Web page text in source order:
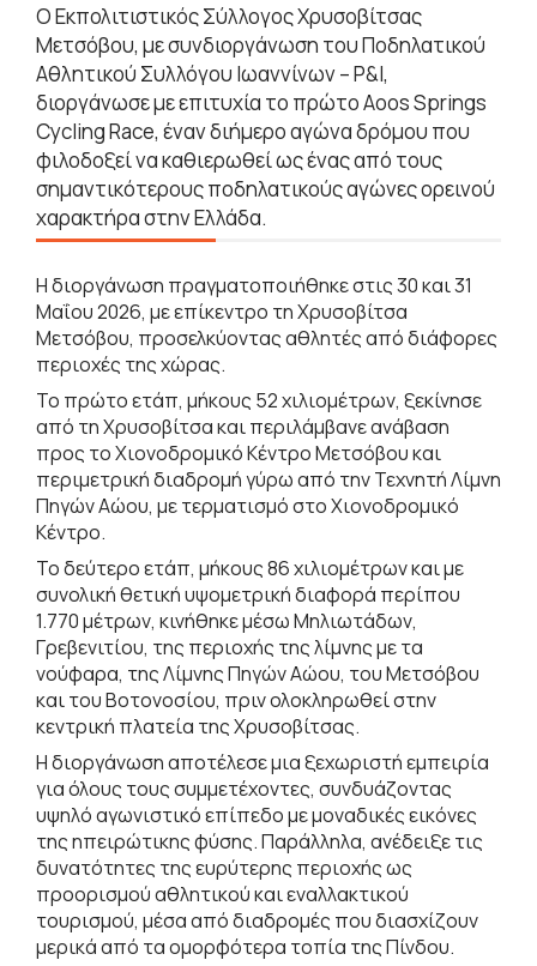
Ο Εκπολιτιστικός Σύλλογος Χρυσοβίτσας
Μετσόβου, με συνδιοργάνωση του Ποδηλατικού
Αθλητικού Συλλόγου Ιωαννίνων – P&I,
διοργάνωσε με επιτυχία το πρώτο Aoos Springs
Cycling Race, έναν διήμερο αγώνα δρόμου που
φιλοδοξεί να καθιερωθεί ως ένας από τους
σημαντικότερους ποδηλατικούς αγώνες ορεινού
χαρακτήρα στην Ελλάδα.
Η διοργάνωση πραγματοποιήθηκε στις 30 και 31
Μαΐου 2026, με επίκεντρο τη Χρυσοβίτσα
Μετσόβου, προσελκύοντας αθλητές από διάφορες
περιοχές της χώρας.
Το πρώτο ετάπ, μήκους 52 χιλιομέτρων, ξεκίνησε
από τη Χρυσοβίτσα και περιλάμβανε ανάβαση
προς το Χιονοδρομικό Κέντρο Μετσόβου και
περιμετρική διαδρομή γύρω από την Τεχνητή Λίμνη
Πηγών Αώου, με τερματισμό στο Χιονοδρομικό
Κέντρο.
Το δεύτερο ετάπ, μήκους 86 χιλιομέτρων και με
συνολική θετική υψομετρική διαφορά περίπου
1.770 μέτρων, κινήθηκε μέσω Μηλιωτάδων,
Γρεβενιτίου, της περιοχής της λίμνης με τα
νούφαρα, της Λίμνης Πηγών Αώου, του Μετσόβου
και του Βοτονοσίου, πριν ολοκληρωθεί στην
κεντρική πλατεία της Χρυσοβίτσας.
Η διοργάνωση αποτέλεσε μια ξεχωριστή εμπειρία
για όλους τους συμμετέχοντες, συνδυάζοντας
υψηλό αγωνιστικό επίπεδο με μοναδικές εικόνες
της ηπειρώτικης φύσης. Παράλληλα, ανέδειξε τις
δυνατότητες της ευρύτερης περιοχής ως
προορισμού αθλητικού και εναλλακτικού
τουρισμού, μέσα από διαδρομές που διασχίζουν
μερικά από τα ομορφότερα τοπία της Πίνδου.